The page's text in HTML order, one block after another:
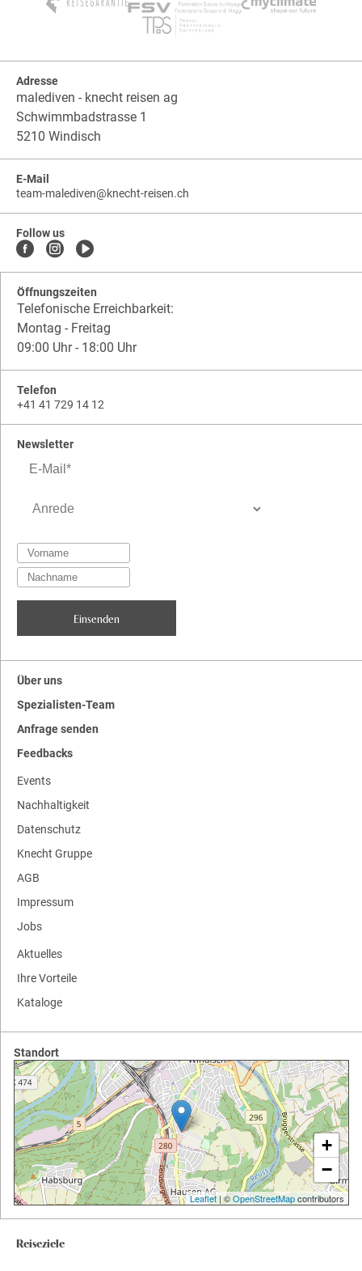
Adresse
malediven - knecht reisen ag
Schwimmbadstrasse 1
5210 Windisch
E-Mail
team-malediven@knecht-reisen.ch
Follow us
Öffnungszeiten
Telefonische Erreichbarkeit:
Montag - Freitag
09:00 Uhr - 18:00 Uhr
Telefon
+41 41 729 14 12
Newsletter
Über uns
Spezialisten-Team
Anfrage senden
Feedbacks
Events
Nachhaltigkeit
Datenschutz
Knecht Gruppe
AGB
Impressum
Jobs
Aktuelles
Ihre Vorteile
Kataloge
Standort
+
−
Leaflet| ©OpenStreetMapcontributors
Reiseziele